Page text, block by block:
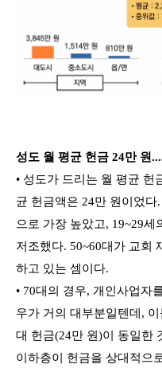
성도 월 평균 헌금 24만 원
• 성도가 드리는 월 평균 헌
균 헌금액은 24만 원이었다
으로 가장 높았고, 19~29
저조했다. 50~60대가 교회
하고 있는 셈이다.
• 70대의 경우, 개인사업자
우가 거의 대부분일텐데,
대 헌금(24만 원)이 동일한
이하층이 헌금을 상대적으